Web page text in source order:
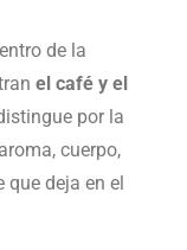
de la
el café y el
por la
cuerpo,
deja en el